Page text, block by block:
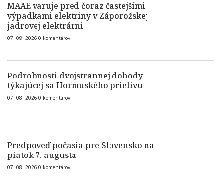
MAAE varuje pred čoraz častejšími
výpadkami elektriny v Záporožskej
jadrovej elektrárni
07. 08. 2026 0 komentárov
Podrobnosti dvojstrannej dohody
týkajúcej sa Hormuského prielivu
07. 08. 2026 0 komentárov
Predpoveď počasia pre Slovensko na
piatok 7. augusta
07. 08. 2026 0 komentárov